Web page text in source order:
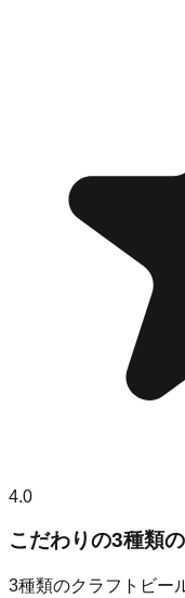
4.0
こだわりの3種類
3種類のクラフトビー